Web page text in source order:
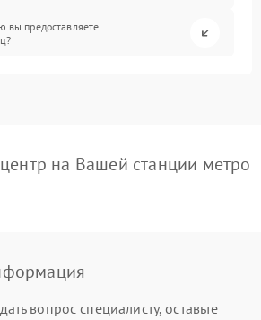
вы предоставляете
на Вашей станции метро
вопрос специалисту, оставьте